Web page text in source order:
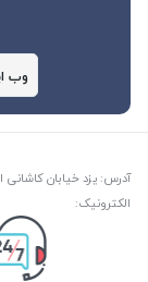
وب
الکترونیک: